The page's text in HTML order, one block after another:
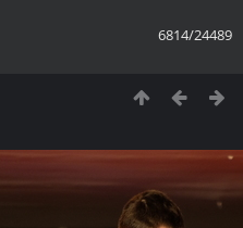
6814/24489